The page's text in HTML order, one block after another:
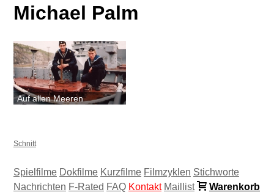
Michael Palm
Auf allen Meeren
Schnitt
Spielfilme Dokfilme Kurzfilme Filmzyklen Stichworte
Nachrichten F-Rated FAQ Kontakt Maillist
Warenkorb